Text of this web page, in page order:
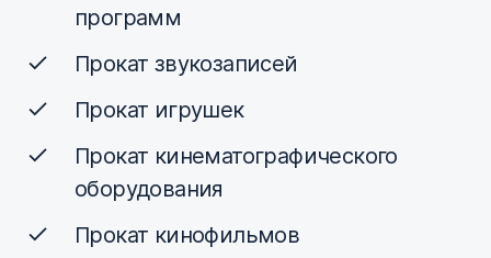
программ
Прокат звукозаписей
Прокат игрушек
Прокат кинематографического
оборудования
Прокат кинофильмов